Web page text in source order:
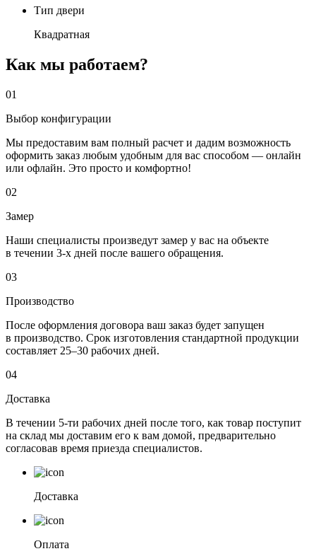
Тип двери
Квадратная
Как мы работаем?
01
Выбор конфигурации
Мы предоставим вам полный расчет и дадим возможность
оформить заказ любым удобным для вас способом — онлайн
или офлайн. Это просто и комфортно!
02
Замер
Наши специалисты произведут замер у вас на объекте
в течении 3-х дней после вашего обращения.
03
Производство
После оформления договора ваш заказ будет запущен
в производство. Срок изготовления стандартной продукции
составляет 25–30 рабочих дней.
04
Доставка
В течении 5-ти рабочих дней после того, как товар поступит
на склад мы доставим его к вам домой, предварительно
согласовав время приезда специалистов.
Доставка
Оплата